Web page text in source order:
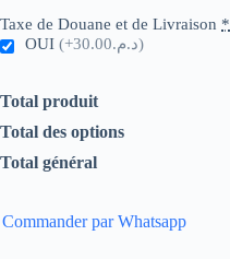
Taxe de Douane et de Livraison *
OUI
(+د.م.30.00)
Total produit
Total des options
Total général
Commander par Whatsapp